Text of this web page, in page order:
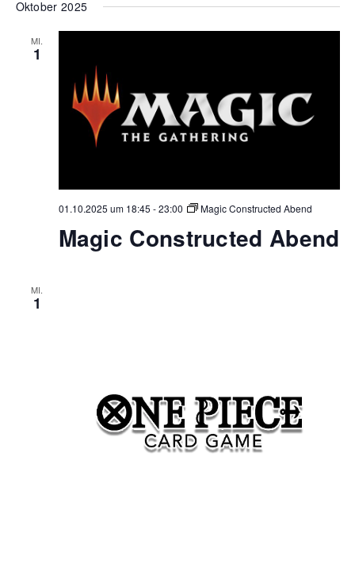
Oktober 2025
MI.
1
01.10.2025 um 18:45 -23:00 Magic Constructed Abend
Magic Constructed Abend
MI.
1